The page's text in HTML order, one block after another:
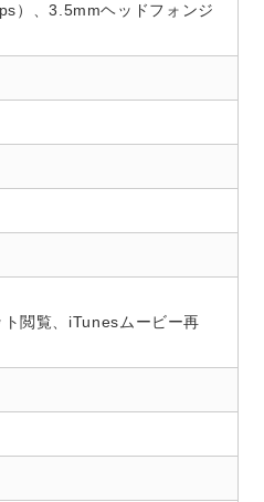
）、3.5mmヘッドフォンジ
ト閲覧、iTunesムービー再